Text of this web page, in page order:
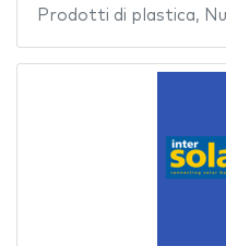
Prodotti di plastica,